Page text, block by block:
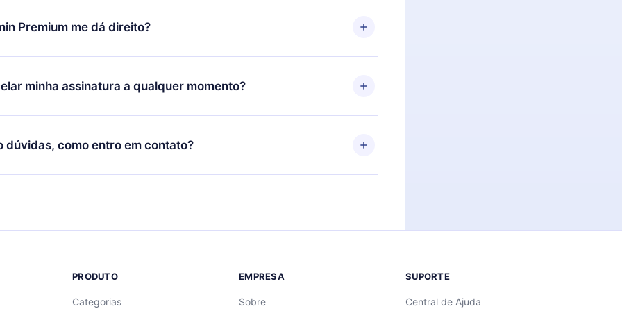
decidiu mudar sua assinatura mensal para anual, após confirmar a
o plano anual, o novo plano só será aplicado e cobrado após o aniversário
Premium me dá direito?
é um plano que te garante acesso a toda nossa biblioteca de 2500+
em 3 línguas (Inglês, espanhol e português) que você pode ler ou
momento através do nosso aplicativo disponível para iOS, Android e
minha assinatura a qualquer momento?
por não renovar sua assinatura do 12min, você pode cancelar a
e o próximo ciclo de cobrança não ocorrerá.
dúvidas, como entro em contato?
para entrar em contato porsupport@12min.com.
PRODUTO
Categorias
EMPRESA
Sobre
SUPORTE
Central de Ajuda